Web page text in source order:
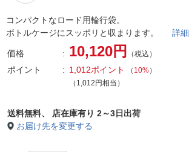
コンパクトなロード用輪行袋。
ボトルケージにスッポリと収まります。 詳細
価格 10,120円 （税込）
ポイント 1,012ポイント （ 10%）
（1,012円相当）
送料無料、
店在庫有り 2～3日出荷
お届け先を変更する